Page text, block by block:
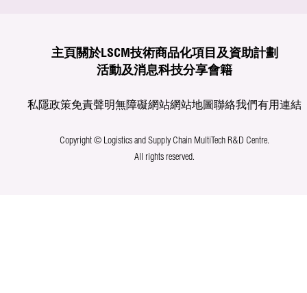
主頁 關於LSCM技術商品化項目及資助計劃
活動及消息科技分享會籍
私隱政策免責聲明無障礙網站網站地圖聯絡我們有用連結
Copyright © Logistics and Supply Chain MultiTech R&D Centre.
All rights reserved.